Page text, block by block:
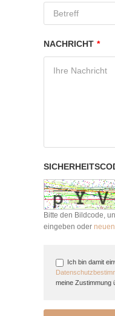
NACHRICHT *
Bitte den Bildcode,
eingeben oder
Ich bin damit
meine Zustimmung